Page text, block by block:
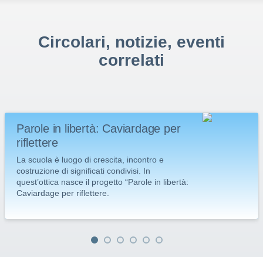
Circolari, notizie, eventi
correlati
Parole in libertà: Caviardage per
riflettere
La scuola è luogo di crescita, incontro e
costruzione di significati condivisi. In
quest’ottica nasce il progetto “Parole in libertà:
Caviardage per riflettere.